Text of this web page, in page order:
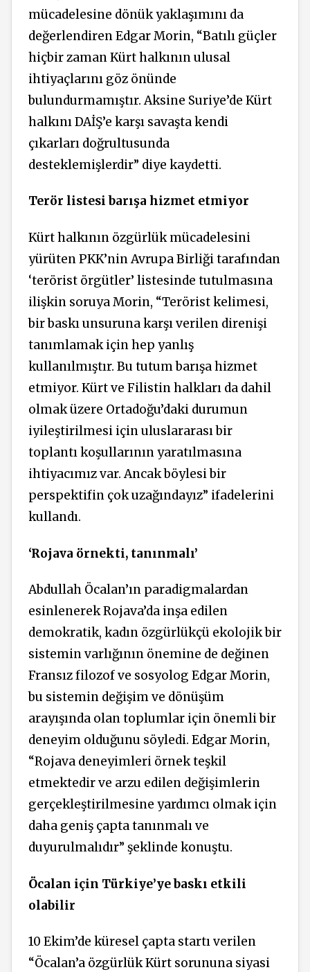
mücadelesine dönük yaklaşımını da
değerlendiren Edgar Morin, “Batılı güçler
hiçbir zaman Kürt halkının ulusal
ihtiyaçlarını göz önünde
bulundurmamıştır. Aksine Suriye’de Kürt
halkını DAİŞ’e karşı savaşta kendi
çıkarları doğrultusunda
desteklemişlerdir” diye kaydetti.
Terör listesi barışa hizmet etmiyor
Kürt halkının özgürlük mücadelesini
yürüten PKK’nin Avrupa Birliği tarafından
‘terörist örgütler’ listesinde tutulmasına
ilişkin soruya Morin, “Terörist kelimesi,
bir baskı unsuruna karşı verilen direnişi
tanımlamak için hep yanlış
kullanılmıştır. Bu tutum barışa hizmet
etmiyor. Kürt ve Filistin halkları da dahil
olmak üzere Ortadoğu’daki durumun
iyileştirilmesi için uluslararası bir
toplantı koşullarının yaratılmasına
ihtiyacımız var. Ancak böylesi bir
perspektifin çok uzağındayız” ifadelerini
kullandı.
‘Rojava örnekti, tanınmalı’
Abdullah Öcalan’ın paradigmalardan
esinlenerek Rojava’da inşa edilen
demokratik, kadın özgürlükçü ekolojik bir
sistemin varlığının önemine de değinen
Fransız filozof ve sosyolog Edgar Morin,
bu sistemin değişim ve dönüşüm
arayışında olan toplumlar için önemli bir
deneyim olduğunu söyledi. Edgar Morin,
“Rojava deneyimleri örnek teşkil
etmektedir ve arzu edilen değişimlerin
gerçekleştirilmesine yardımcı olmak için
daha geniş çapta tanınmalı ve
duyurulmalıdır” şeklinde konuştu.
Öcalan için Türkiye’ye baskı etkili
olabilir
10 Ekim’de küresel çapta startı verilen
“Öcalan’a özgürlük Kürt sorununa siyasi